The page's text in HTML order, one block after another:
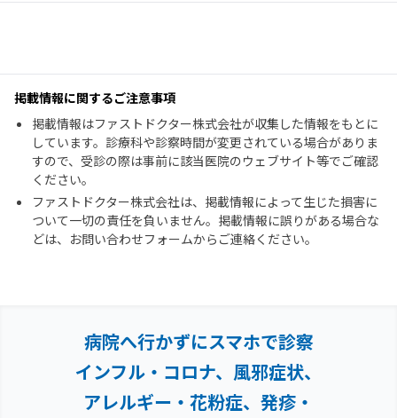
掲載情報に関するご注意事項
掲載情報はファストドクター株式会社が収集した情報をもとに
しています。診療科や診察時間が変更されている場合がありま
すので、受診の際は事前に該当医院のウェブサイト等でご確認
ください。
ファストドクター株式会社は、掲載情報によって生じた損害に
ついて一切の責任を負いません。掲載情報に誤りがある場合な
どは、お問い合わせフォームからご連絡ください。
病院へ行かずにスマホで診察
インフル・コロナ、風邪症状、
アレルギー・花粉症、 発疹・